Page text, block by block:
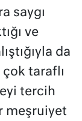
saygı
ve
da
taraflı
tercih
meşruiyet